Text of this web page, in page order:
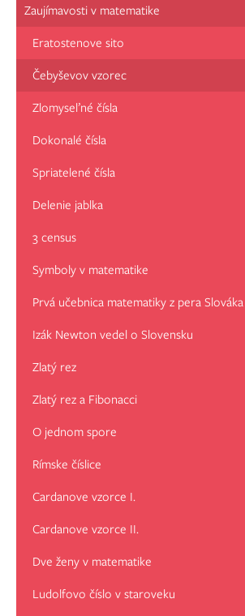
Zaujímavosti v matematike
Eratostenove sito
Čebyševov vzorec
Zlomyseľné čísla
Dokonalé čísla
Spriatelené čísla
Delenie jablka
3 census
Symboly v matematike
Prvá učebnica matematiky z pera Slováka
Izák Newton vedel o Slovensku
Zlatý rez
Zlatý rez a Fibonacci
O jednom spore
Rímske číslice
Cardanove vzorce I.
Cardanove vzorce II.
Dve ženy v matematike
Ludolfovo číslo v staroveku